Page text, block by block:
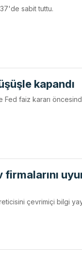
sabit tuttu.
kapandı
Fed faiz kararı
çevrimiçi bilgi